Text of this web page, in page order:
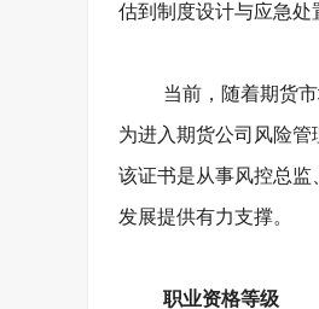
估到制度设计与应急处
当前，随着期货
为进入期货公司风险管
该证书是从事风控总
发展提供有力支撑。
职业资格等级